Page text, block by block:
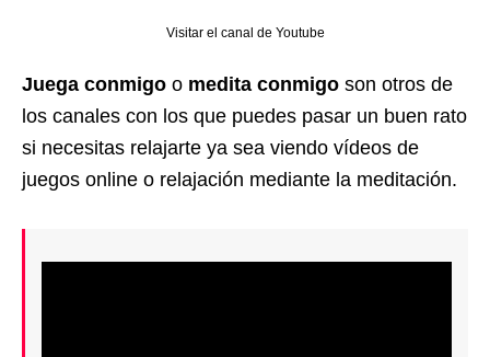
Visitar el canal de Youtube
Juega conmigo o medita conmigo son otros de
los canales con los que puedes pasar un buen rato
si necesitas relajarte ya sea viendo vídeos de
juegos online o relajación mediante la meditación.